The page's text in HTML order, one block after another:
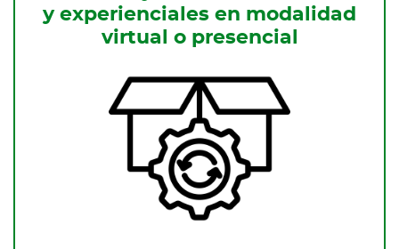
y experienciales en modalidad
virtual o presencial